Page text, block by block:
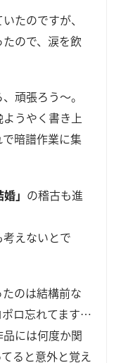
たのですが、
ので、涙を飲
頑張ろう～。
うやく書き上
暗譜作業に集
」 の稽古も進
えないとで
のは結構前な
ポロ忘れてます…
には何度か関
ると意外と覚え